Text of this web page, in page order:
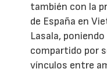
también con la
de España en
Lasala,
compartido por
vínculos entre